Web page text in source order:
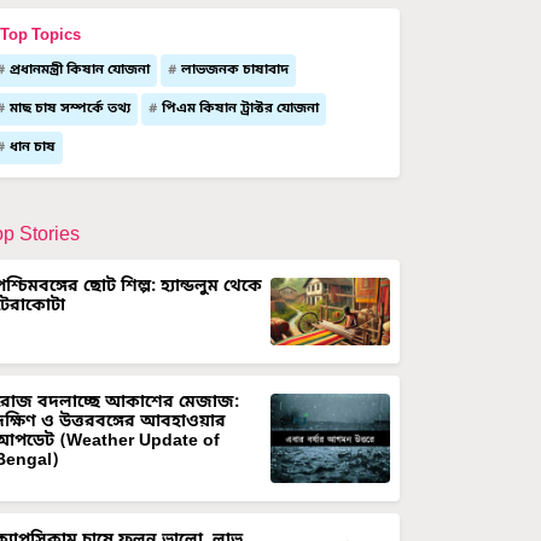
Topics
প্রধানমন্ত্রী কিষান যোজনা লাভজনক চাষাবাদ
মাছ চাষ সম্পর্কে তথ্য পিএম কিষান ট্রাক্টর যোজনা
ধান চাষ
Stories
ছোট শিল্প: হ্যান্ডলুম থেকে
বদলাচ্ছে আকাশের মেজাজ:
ও উত্তরবঙ্গের আবহাওয়ার
(Weather Update of